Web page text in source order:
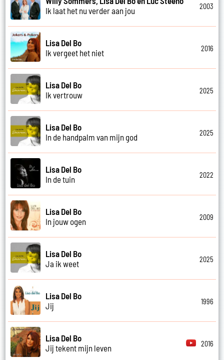
Ik laat het nu verder aan jou
2003
Lisa Del Bo
Ik vergeet het niet
2016
Lisa Del Bo
Ik vertrouw
2025
Lisa Del Bo
In de handpalm van mijn god
2025
Lisa Del Bo
In de tuin
2022
Lisa Del Bo
In jouw ogen
2009
Lisa Del Bo
Ja ik weet
2025
Lisa Del Bo
Jij
1996
Lisa Del Bo
Jij tekent mijn leven
2016